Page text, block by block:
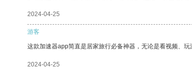
2024-04-25
游客
这款加速器app简直是居家旅行必备神器，无论是看视频、
2024-04-25